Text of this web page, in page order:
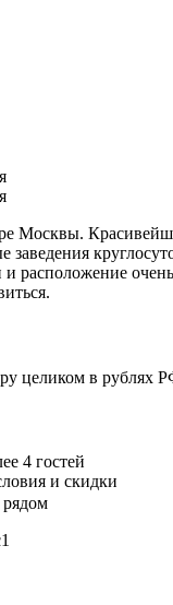
Москвы.
заведения
расположение
целиком в рублях
4 гостей
и скидки
рядом